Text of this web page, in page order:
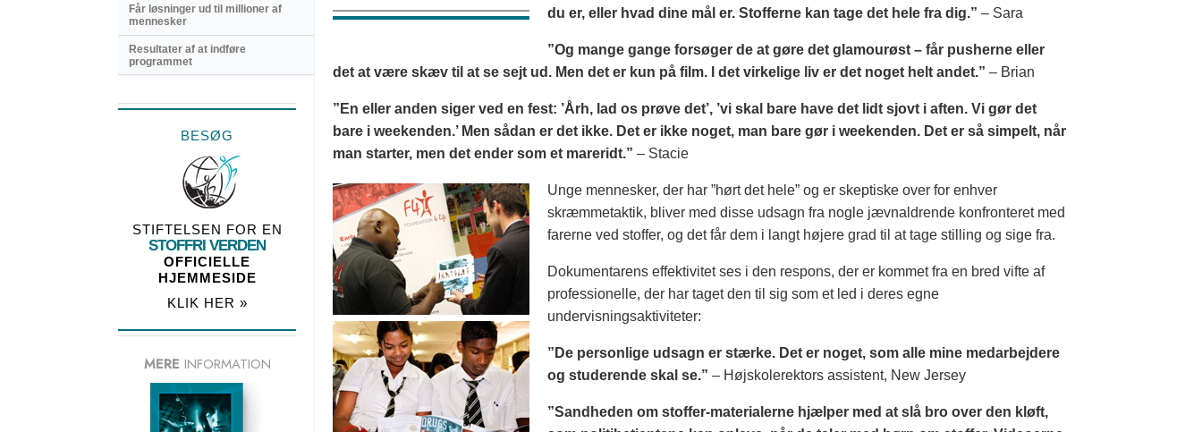
du er, eller hvad dine mål er. Stofferne kan tage det hele fra dig.” – Sara
”Og mange gange forsøger de at gøre det glamourøst – får pusherne eller
det at være skæv til at se sejt ud. Men det er kun på film. I det virkelige liv er det noget helt andet.” – Brian
”En eller anden siger ved en fest: ’Årh, lad os prøve det’, ’vi skal bare have det lidt sjovt i aften. Vi gør det
bare i weekenden.’ Men sådan er det ikke. Det er ikke noget, man bare gør i weekenden. Det er så simpelt, når
man starter, men det ender som et mareridt.” – Stacie
Unge mennesker, der har ”hørt det hele” og er skeptiske over for enhver
skræmmetaktik, bliver med disse udsagn fra nogle jævnaldrende konfronteret med
farerne ved stoffer, og det får dem i langt højere grad til at tage stilling og sige fra.
Dokumentarens effektivitet ses i den respons, der er kommet fra en bred vifte af
professionelle, der har taget den til sig som et led i deres egne
undervisningsaktiviteter:
”De personlige udsagn er stærke. Det er noget, som alle mine medarbejdere
og studerende skal se.” – Højskolerektors assistent, New Jersey
”Sandheden om stoffer-materialerne hjælper med at slå bro over den kløft,
Får løsninger ud til millioner af
mennesker
Resultater af at indføre
programmet
BESØG
STIFTELSEN FOR EN
STOFFRI VERDEN
OFFICIELLE
HJEMMESIDE
KLIK HER »
MERE INFORMATION